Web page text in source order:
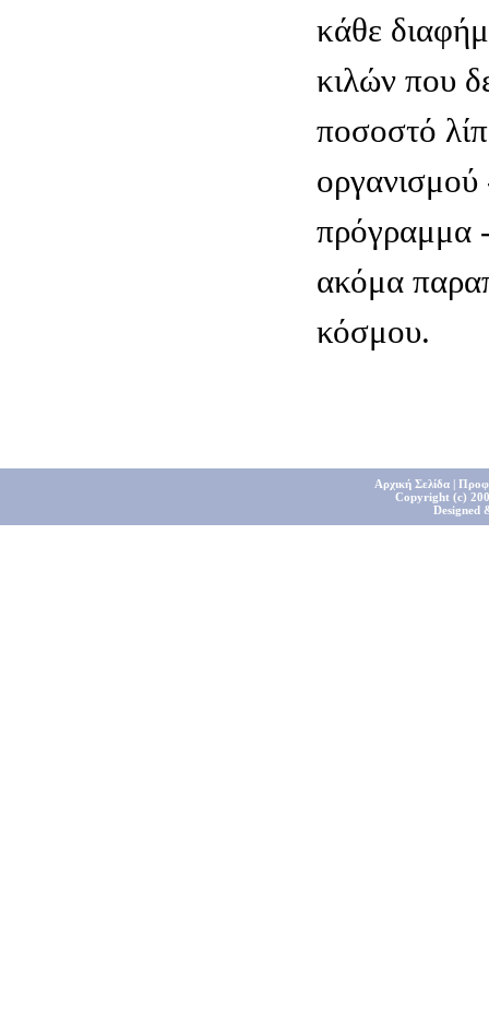
κάθε
κιλών που
ποσοστό
οργανισμού
πρόγραμμα
ακόμα
κόσμου.
Αρχική Σελίδα|
Copyright (c)
Designed